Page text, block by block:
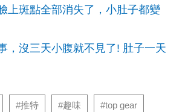
上斑點全部消失了，小肚子都變
，沒三天小腹就不見了! 肚子一天
#推特 #趣味 #top gear